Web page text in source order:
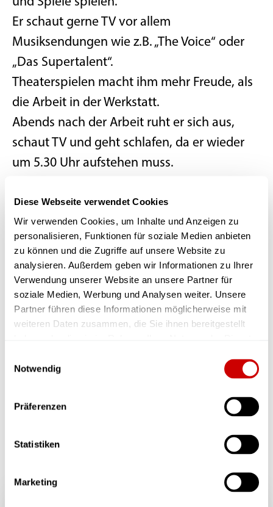
Diese Webseite verwendet Cookies
Wir verwenden Cookies, um Inhalte und Anzeigen zu
personalisieren, Funktionen für soziale Medien anbieten
zu können und die Zugriffe auf unsere Website zu
analysieren. Außerdem geben wir Informationen zu Ihrer
Verwendung unserer Website an unsere Partner für
soziale Medien, Werbung und Analysen weiter. Unsere
Partner führen diese Informationen möglicherweise mit
weiteren Daten zusammen, die Sie ihnen bereitgestellt
Notwendig
Präferenzen
Statistiken
Marketing
Er schaut gerne TV vor allem
Musiksendungen wie z.B. „The Voice“ oder
„Das Supertalent“.
Theaterspielen macht ihm mehr Freude, als
die Arbeit in der Werkstatt.
Abends nach der Arbeit ruht er sich aus,
schaut TV und geht schlafen, da er wieder
um 5.30 Uhr aufstehen muss.
der Werkstatt. Mal Fußballl, mal Kegeln, mal
Bowling.
Er hat 12 Geldbeutel, benutzt aber nur einen
davon.
Am liebsten mag er Eierlikörkuchen.
Wenn die Bayern Meister werden oder
gewinnen trinkt er einen Eierlikör zu Feier
Als Schauspieler wirkt er in
folgenden Produktionen mit: